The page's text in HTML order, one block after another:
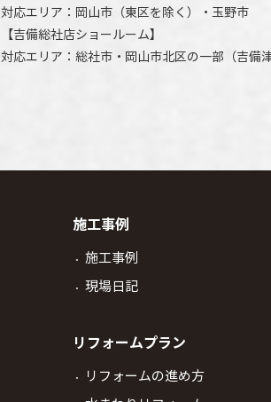
対応エリア： 岡山市 （東区を除く）・玉野市
【吉備総社店ショールーム】
対応エリア： 総社市 ・ 岡山市北区の一部（吉備
施工事例
施工事例
現場日記
リフォームプラン
リフォームの進め方